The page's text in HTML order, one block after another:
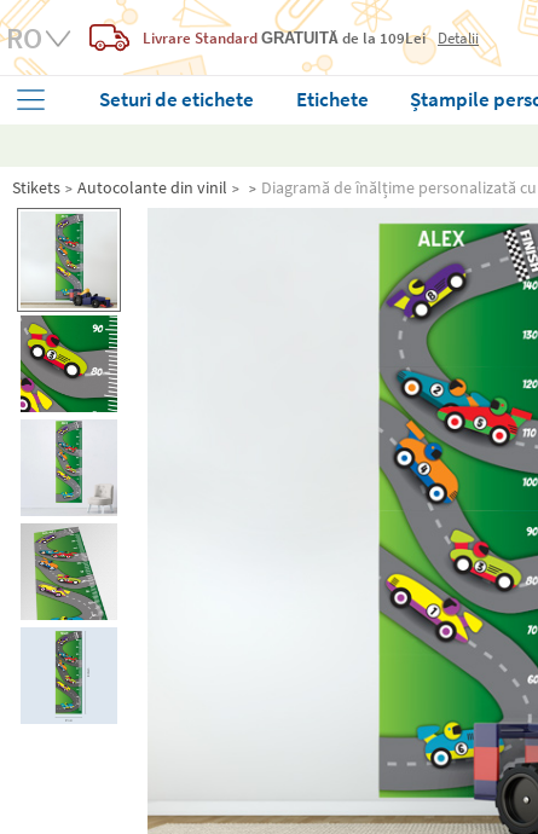
Livrare Standard GRATUITĂ de la 109Lei Detalii
Seturi de etichete Etichete Ștampile
Stikets Autocolante din vinil Diagramă de înălțime personalizată cu